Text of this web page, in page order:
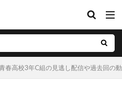
春高校3年C組の見逃し配信や過去回の